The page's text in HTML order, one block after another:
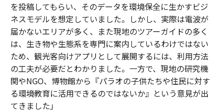
を投稿してもらい、そのデータを環境保全に生かすビジ
ネスモデルを想定していました。しかし、実際は電波が
届かないエリアが多く、また現地のツアーガイドの多く
は、生き物や生態系を専門に案内しているわけではない
ため、観光客向けアプリとして展開するには、利用方法
の工夫が必要だとわかりました。一方で、現地の研究機
関やNGO、博物館から『パラオの子供たちや住民に対す
る環境教育に活用できるのではないか』という意見が出
てきました」